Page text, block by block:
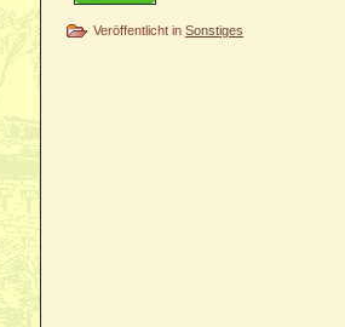
Veröffentlicht in Sonstiges